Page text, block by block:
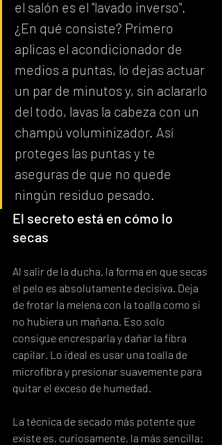
el salón es el "lavado inverso".
¿En qué consiste? Primero
aplicas el acondicionador de
medios a puntas, lo dejas actuar
un par de minutos y, sin aclararlo
del todo, lavas la cabeza con un
champú voluminizador. Así
proteges las puntas y te
aseguras de que no quede
ningún residuo pesado.
El secreto está en cómo lo
secas
Al salir de la ducha, la forma en que secas
el pelo es absolutamente decisiva. Deja
de frotar la melena con la toalla como si
no hubiera un mañana. Eso solo
consigue encresparla y dañar la fibra
capilar. Lo ideal es usar una toalla de
microfibra y presionar suavemente para
quitar el exceso de humedad.
La técnica de secado más potente que
existe es, curiosamente, la más sencilla: